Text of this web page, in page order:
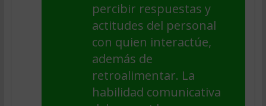
percibir respuestas y
actitudes del personal
con quien interactúe,
además de
retroalimentar. La
habilidad comunicativa